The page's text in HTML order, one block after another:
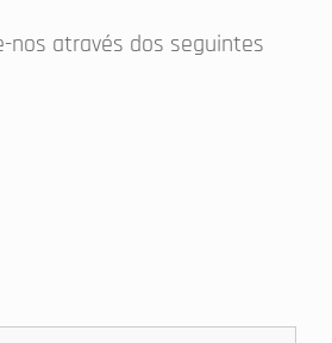
nos através dos seguintes